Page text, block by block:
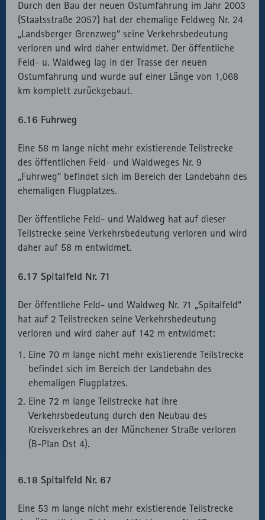
Durch den Bau der neuen Ostumfahrung im Jahr 2003
(Staatsstraße 2057) hat der ehemalige Feldweg Nr. 24
„Landsberger Grenzweg“ seine Verkehrsbedeutung
verloren und wird daher entwidmet. Der öffentliche
Feld- u. Waldweg lag in der Trasse der neuen
Ostumfahrung und wurde auf einer Länge von 1,068
km komplett zurückgebaut.
6.16 Fuhrweg
Eine 58 m lange nicht mehr existierende Teilstrecke
des öffentlichen Feld- und Waldweges Nr. 9
„Fuhrweg“ befindet sich im Bereich der Landebahn des
ehemaligen Flugplatzes.
Der öffentliche Feld- und Waldweg hat auf dieser
Teilstrecke seine Verkehrsbedeutung verloren und wird
daher auf 58 m entwidmet.
6.17 Spitalfeld Nr. 71
Der öffentliche Feld- und Waldweg Nr. 71 „Spitalfeld“
hat auf 2 Teilstrecken seine Verkehrsbedeutung
verloren und wird daher auf 142 m entwidmet:
Eine 70 m lange nicht mehr existierende Teilstrecke
befindet sich im Bereich der Landebahn des
ehemaligen Flugplatzes.
Eine 72 m lange Teilstrecke hat ihre
Verkehrsbedeutung durch den Neubau des
Kreisverkehres an der Münchener Straße verloren
(B-Plan Ost 4).
6.18 Spitalfeld Nr. 67
Eine 53 m lange nicht mehr existierende Teilstrecke